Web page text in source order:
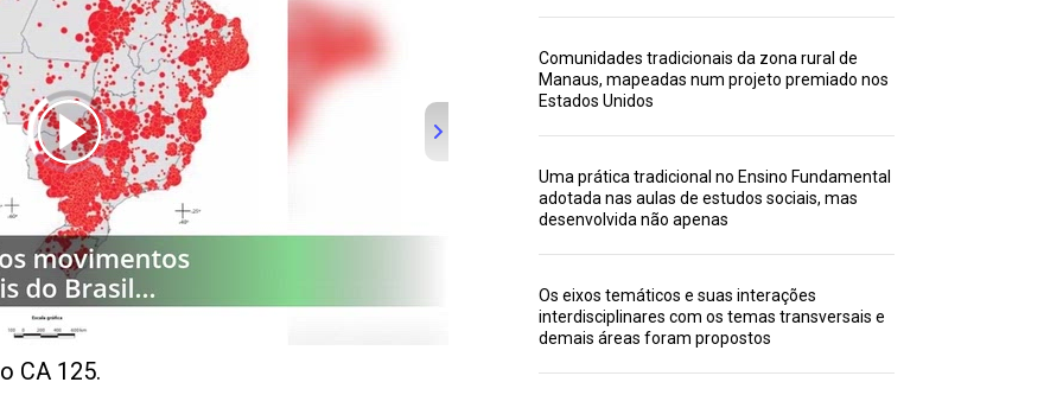
CA 125.
Comunidades tradicionais da zona rural de
Manaus, mapeadas num projeto premiado nos
Estados Unidos
Uma prática tradicional no Ensino Fundamental
adotada nas aulas de estudos sociais, mas
desenvolvida não apenas
Os eixos temáticos e suas interações
interdisciplinares com os temas transversais e
demais áreas foram propostos